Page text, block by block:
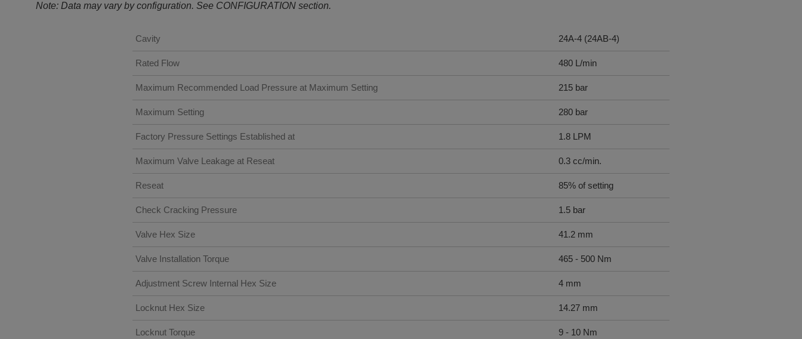
Note: Data may vary by configuration. See CONFIGURATION section.
Cavity 24A-4 (24AB-4)
Rated Flow 480 L/min
Maximum Recommended Load Pressure at Maximum Setting 215 bar
Maximum Setting 280 bar
Factory Pressure Settings Established at 1.8 LPM
Maximum Valve Leakage at Reseat 0.3 cc/min.
Reseat 85% of setting
Check Cracking Pressure 1.5 bar
Valve Hex Size 41.2 mm
Valve Installation Torque 465 - 500 Nm
Adjustment Screw Internal Hex Size 4 mm
Locknut Hex Size 14.27 mm
Locknut Torque 9 - 10 Nm